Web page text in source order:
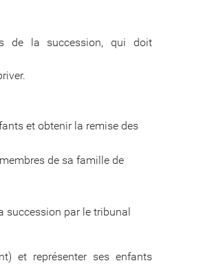
de la succession, qui doit
et obtenir la remise des
de sa famille de
succession par le tribunal
et représenter ses enfants